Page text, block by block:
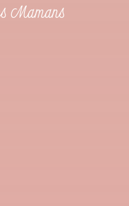
Mamans